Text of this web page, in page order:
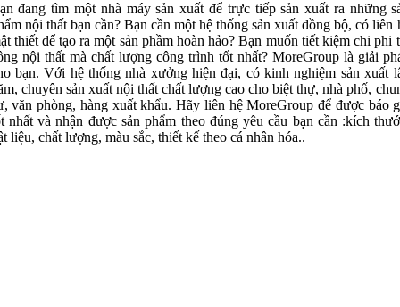
đang tìm một nhà máy sản xuất để trực tiếp sản xuất ra những
nội thất bạn cần? Bạn cần một hệ thống sản xuất đồng bộ, có liên
thiết để tạo ra một sản phầm hoàn hảo? Bạn muốn tiết kiệm chi phi
nội thất mà chất lượng công trình tốt nhất? MoreGroup là giải
bạn. Với hệ thống nhà xưởng hiện đại, có kinh nghiệm sản xuất
chuyên sản xuất nội thất chất lượng cao cho biệt thự, nhà phố,
văn phòng, hàng xuất khẩu. Hãy liên hệ MoreGroup để được báo
nhất và nhận được sản phẩm theo đúng yêu cầu bạn cần :kích
liệu, chất lượng, màu sắc, thiết kế theo cá nhân hóa..